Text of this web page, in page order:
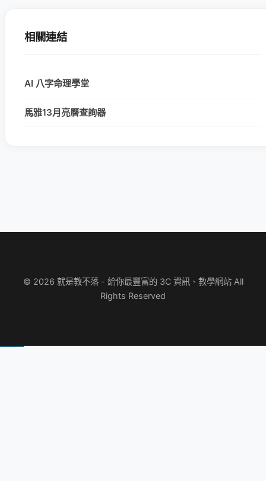
相關連結
AI 八字命理學堂
馬雅13月亮曆查詢器
© 2026 就是教不落 - 給你最豐富的 3C 資訊、教學網站 All
Rights Reserved